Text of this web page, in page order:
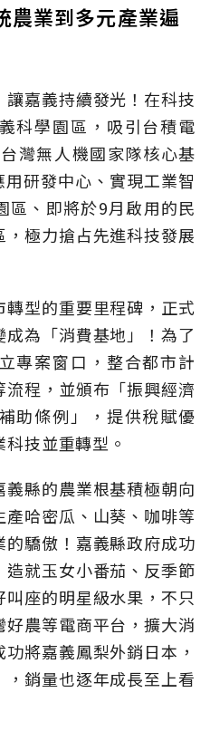
農業到多元產業遍
嘉義持續發光！在科技
科學園區，吸引台積電
灣無人機國家隊核心基
研發中心、實現工業智
區、即將於9月啟用的民
極力搶占先進科技發展
型的重要里程碑，正式
為「消費基地」！為了
專案窗口，整合都市計
程，並頒布「振興經濟
助條例」，提供稅賦優
技並重轉型。
縣的農業根基積極朝向
哈密瓜、山葵、咖啡等
驕傲！嘉義縣政府成功
就玉女小番茄、反季節
座的明星級水果，不只
農等電商平台，擴大消
將嘉義鳳梨外銷日本，
銷量也逐年成長至上看